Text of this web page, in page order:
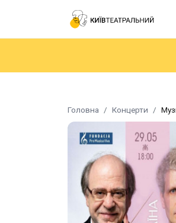
Головна Концерти